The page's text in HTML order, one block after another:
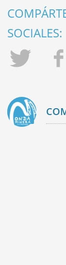
SOCIALES: